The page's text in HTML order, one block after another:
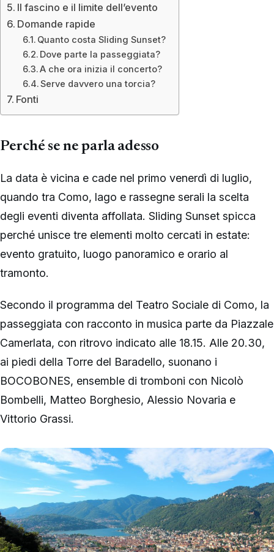
Il fascino e il limite dell’evento
Domande rapide
Quanto costa Sliding Sunset?
Dove parte la passeggiata?
A che ora inizia il concerto?
Serve davvero una torcia?
Fonti
Perché se ne parla adesso
La data è vicina e cade nel primo venerdì di luglio,
quando tra Como, lago e rassegne serali la scelta
degli eventi diventa affollata. Sliding Sunset spicca
perché unisce tre elementi molto cercati in estate:
evento gratuito, luogo panoramico e orario al
tramonto.
Secondo il programma del Teatro Sociale di Como, la
passeggiata con racconto in musica parte da Piazzale
Camerlata, con ritrovo indicato alle 18.15. Alle 20.30,
ai piedi della Torre del Baradello, suonano i
BOCOBONES, ensemble di tromboni con Nicolò
Bombelli, Matteo Borghesio, Alessio Novaria e
Vittorio Grassi.